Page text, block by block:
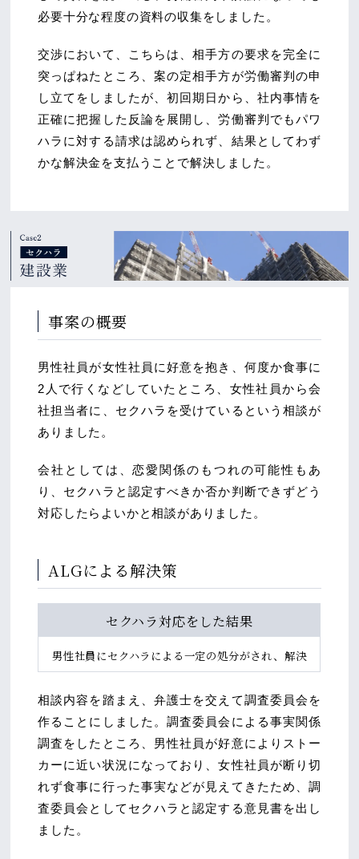
必要十分な程度の資料の収集をしました。
交渉において、こちらは、相手方の要求を完全に
突っぱねたところ、案の定相手方が労働審判の申
し立てをしましたが、初回期日から、社内事情を
正確に把握した反論を展開し、労働審判でもパワ
ハラに対する請求は認められず、結果としてわず
かな解決金を支払うことで解決しました。
事案の概要
男性社員が女性社員に好意を抱き、何度か食事に
2人で行くなどしていたところ、女性社員から会
社担当者に、セクハラを受けているという相談が
ありました。
会社としては、恋愛関係のもつれの可能性もあ
り、セクハラと認定すべきか否か判断できずどう
対応したらよいかと相談がありました。
ALGによる解決策
セクハラ対応をした結果
男性社員にセクハラによる一定の処分がされ、解決
相談内容を踏まえ、弁護士を交えて調査委員会を
作ることにしました。調査委員会による事実関係
調査をしたところ、男性社員が好意によりストー
カーに近い状況になっており、女性社員が断り切
れず食事に行った事実などが見えてきたため、調
査委員会としてセクハラと認定する意見書を出し
ました。